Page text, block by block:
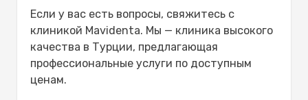
Если у вас есть вопросы, свяжитесь с
клиникой Mavidenta. Мы — клиника высокого
качества в Турции, предлагающая
профессиональные услуги по доступным
ценам.